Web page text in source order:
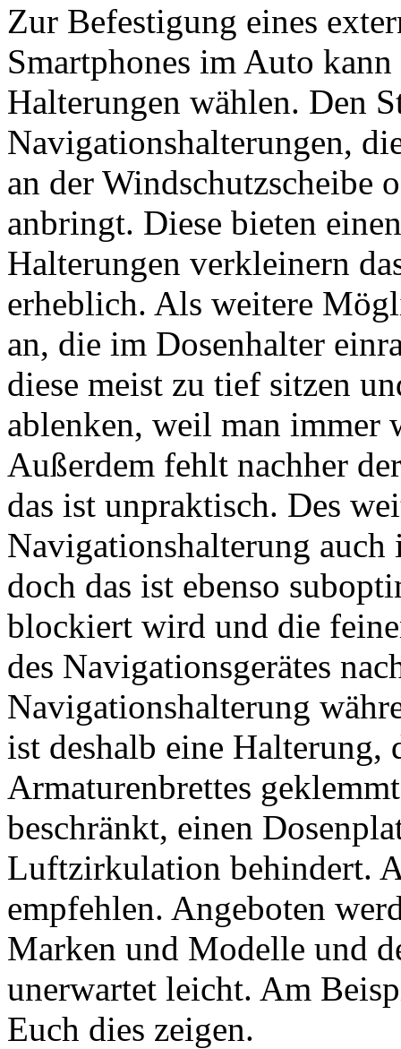
Zur Befestigung eines
Smartphones im Auto
Halterungen wählen. Den
Navigationshalterungen,
an der Windschutzscheibe
anbringt. Diese bieten
Halterungen verkleinern
erheblich. Als weitere
an, die im Dosenhalter
diese meist zu tief sitzen
ablenken, weil man immer
Außerdem fehlt nachher
das ist unpraktisch. Des
Navigationshalterung
doch das ist ebenso
blockiert wird und die
des Navigationsgerätes
Navigationshalterung
ist deshalb eine Halterung,
Armaturenbrettes
beschränkt, einen
Luftzirkulation behindert.
empfehlen. Angeboten
Marken und Modelle und
unerwartet leicht. Am
Euch dies zeigen.